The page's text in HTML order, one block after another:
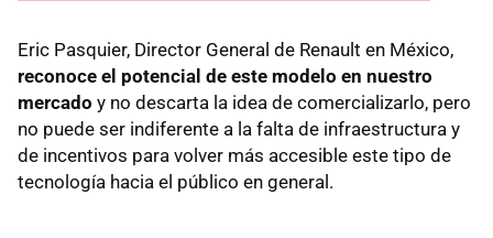
Eric Pasquier, Director General de Renault en México,
reconoce el potencial de este modelo en nuestro
mercado y no descarta la idea de comercializarlo, pero
no puede ser indiferente a la falta de infraestructura y
de incentivos para volver más accesible este tipo de
tecnología hacia el público en general.